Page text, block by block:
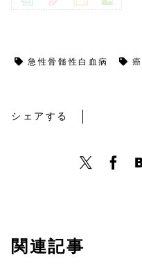
急性骨髄性白血病 癌
シェアする
関連記事